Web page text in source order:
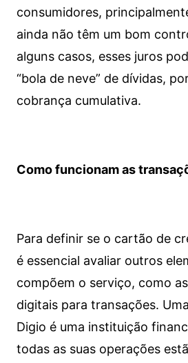
consumidores,
ainda não têm um bom
alguns casos, esses juros
“bola de neve” de dívidas,
cobrança cumulativa.
Como funcionam as
Para definir se o cartão de
é essencial avaliar outros
compõem o serviço, como
digitais para transações.
Digio é uma instituição
todas as suas operações